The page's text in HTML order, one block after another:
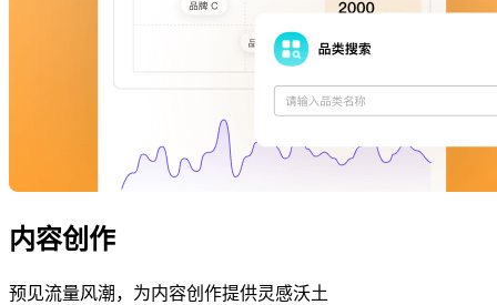
内容创作
预见流量风潮，为内容创作提供灵感沃土